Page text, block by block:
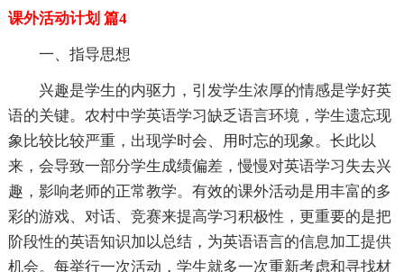
课外活动计划 篇4
一、指导思想
兴趣是学生的内驱力，引发学生浓厚的情感是学好英
语的关键。农村中学英语学习缺乏语言环境，学生遗忘现
象比较比较严重，出现学时会、用时忘的现象。长此以
来，会导致一部分学生成绩偏差，慢慢对英语学习失去兴
趣，影响老师的正常教学。有效的课外活动是用丰富的多
彩的游戏、对话、竞赛来提高学习积极性，更重要的是把
阶段性的英语知识加以总结，为英语语言的信息加工提供
机会。每举行一次活动，学生就多一次重新考虑和寻找材